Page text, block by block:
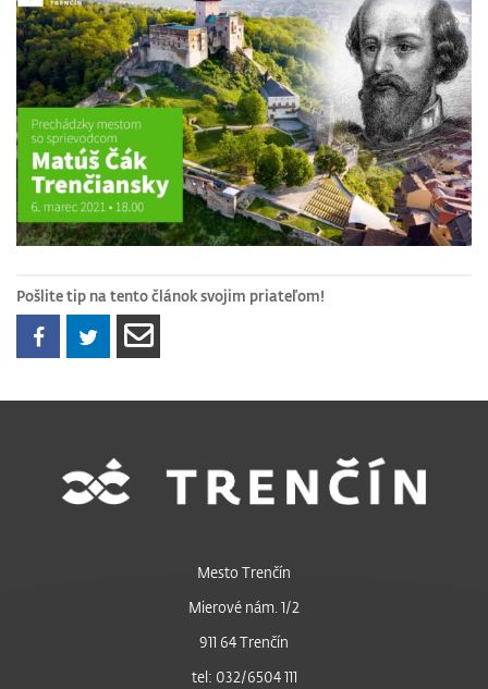
Pošlite tip na tento článok svojim priateľom!
Mesto Trenčín
Mierové nám. 1/2
911 64 Trenčín
tel: 032/6504 111